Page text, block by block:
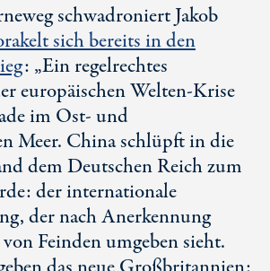
schwadroniert Jakob
sich bereits in den
: „Ein regelrechtes
europäischen Welten-Krise
im Ost- und
Meer. China schlüpft in die
dem Deutschen Reich zum
der internationale
der nach Anerkennung
Feinden umgeben sieht.